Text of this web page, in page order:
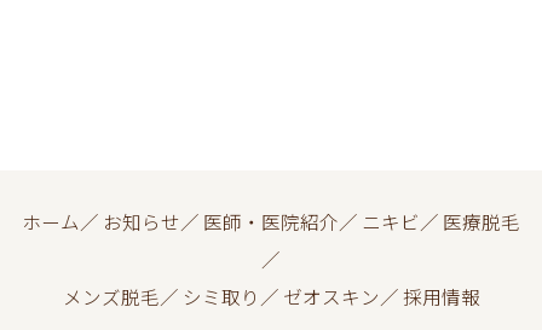
ホーム／ お知らせ／ 医師・医院紹介／ ニキビ／ 医療脱毛
／
メンズ脱毛／ シミ取り ／ ゼオスキン／採用情報